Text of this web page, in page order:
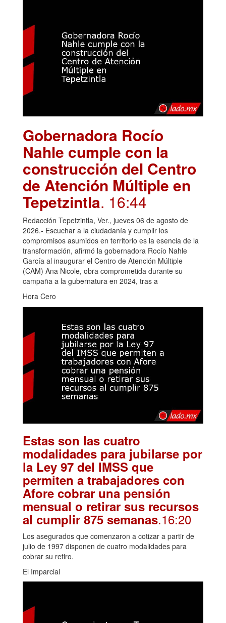
Gobernadora Rocío
Nahle cumple con la
construcción del Centro
de Atención Múltiple en
Tepetzintla. 16:44
Redacción Tepetzintla, Ver., jueves 06 de agosto de
2026.- Escuchar a la ciudadanía y cumplir los
compromisos asumidos en territorio es la esencia de la
transformación, afirmó la gobernadora Rocío Nahle
García al inaugurar el Centro de Atención Múltiple
(CAM) Ana Nicole, obra comprometida durante su
campaña a la gubernatura en 2024, tras a
Hora Cero
Estas son las cuatro
modalidades para jubilarse por
la Ley 97 del IMSS que
permiten a trabajadores con
Afore cobrar una pensión
mensual o retirar sus recursos
al cumplir 875 semanas.16:20
Los asegurados que comenzaron a cotizar a partir de
julio de 1997 disponen de cuatro modalidades para
cobrar su retiro.
El Imparcial